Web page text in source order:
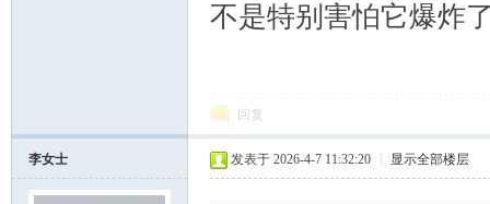
不是特别害怕它爆炸
回复
李女士 发表于 2026-4-7 11:32:20 显示全部楼层